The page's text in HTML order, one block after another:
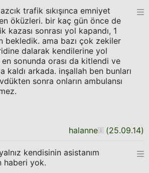
trafik sıkışınca emniyet
öküzleri. bir kaç gün önce de
kazası sonrası yol kapandı, 1
bekledik. ama bazı çok zekiler
dalarak kendilerine yol
sonunda orası da kitlendi ve
kaldı arkada. inşallah ben bunları
sonra onların ambulansı
halanne (25.09.14)
kendisinin asistanım
haberi yok.